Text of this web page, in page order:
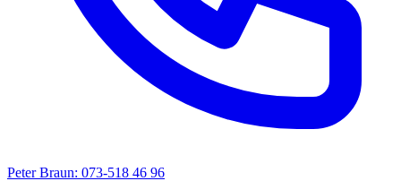
Peter Braun: 073-518 46 96